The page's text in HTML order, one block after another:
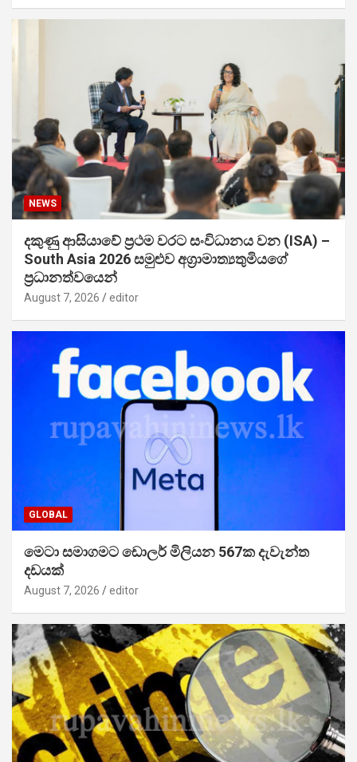
NEWS
දකුණු ආසියාවේ ප්‍රථම වරට සංවිධානය වන (ISA) –
South Asia 2026 සමුළුව අග්‍රාමාත්‍යතුමියගේ
ප්‍රධානත්වයෙන්
August 7, 2026 editor
GLOBAL
මෙටා සමාගමට ඩොලර් මිලියන 567ක දැවැන්ත
දඩයක්
August 7, 2026 editor